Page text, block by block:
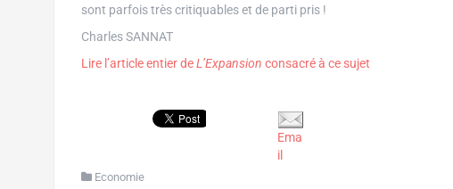
sont parfois très critiquables et de parti pris !
Charles SANNAT
Lire l’article entier deL’Expansion consacré à ce sujet
Ema
il
Economie